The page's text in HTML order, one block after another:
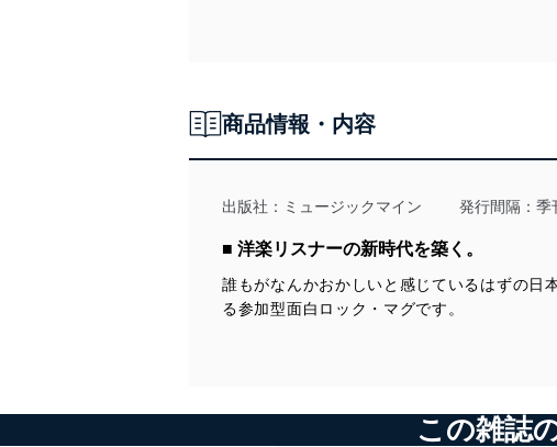
商品情報・内容
出版社： ミュージックマイン 発行間隔：季
■ 洋楽リスナーの新時代を築く。
誰もがなんかおかしいと感じているはずの日
る参加型面白ロック・マグです。
この雑誌